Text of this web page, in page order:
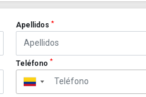
Apellidos *
Teléfono *
▼